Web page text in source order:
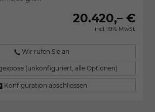
20.420,– €
incl. 19% MwSt.
Wir rufen Sie an
(unkonfiguriert, alle Optionen)
Konfiguration abschliessen